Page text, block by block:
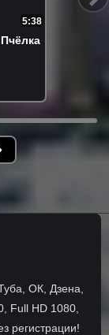
5:38
ОК, Дзена,
Full HD 1080,
регистрации!